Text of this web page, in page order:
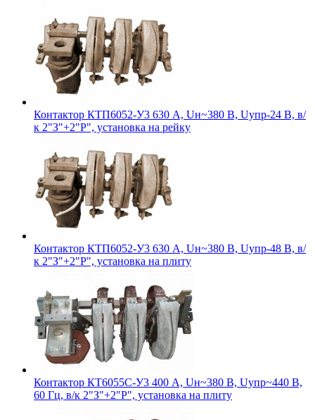
Контактор КТП6052-У3 630 А, Uн~380 В, Uупр-24 В, в/
к 2"З"+2"Р", установка на рейку
Контактор КТП6052-У3 630 А, Uн~380 В, Uупр-48 В, в/
к 2"З"+2"Р", установка на плиту
Контактор КТ6055С-У3 400 А, Uн~380 В, Uупр~440 В,
60 Гц, в/к 2"З"+2"Р", установка на плиту